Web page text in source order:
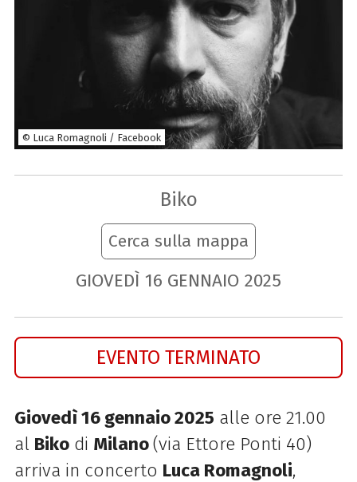
© Luca Romagnoli / Facebook
Biko
Cerca sulla mappa
GIOVEDÌ 16 GENNAIO 2025
EVENTO TERMINATO
Giovedì 16 gennaio 2025 alle ore 21.00
al Bikodi Milano(via Ettore Ponti 40)
arriva in concerto Luca Romagnoli,